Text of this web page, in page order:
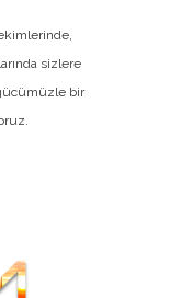
sizlere
bir